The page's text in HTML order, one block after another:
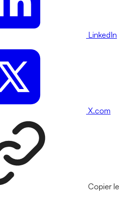
LinkedIn
X.com
Copier le